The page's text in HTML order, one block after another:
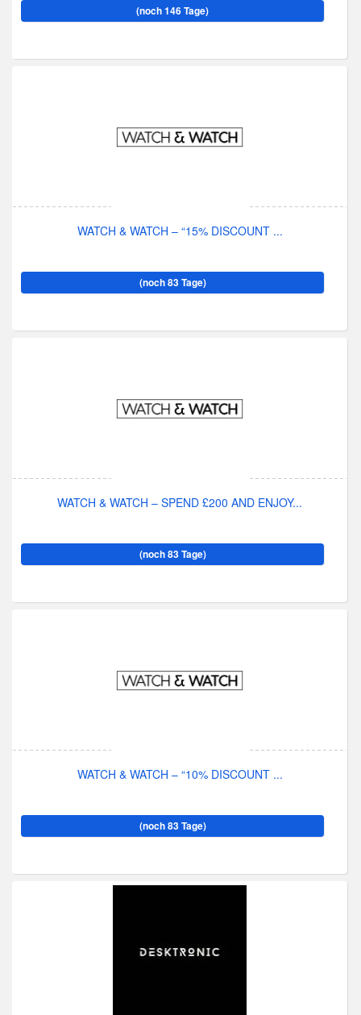
(noch 146 Tage)
WATCH & WATCH – “15% DISCOUNT ...
(noch 83 Tage)
WATCH & WATCH – SPEND £200 AND ENJOY...
(noch 83 Tage)
WATCH & WATCH – “10% DISCOUNT ...
(noch 83 Tage)